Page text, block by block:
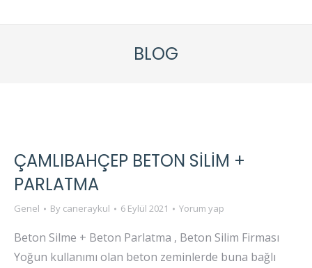
BLOG
ÇAMLIBAHÇEP BETON SİLİM +
PARLATMA
Genel By caneraykul 6 Eylül 2021 Yorum yap
Beton Silme + Beton Parlatma , Beton Silim Firması
Yoğun kullanımı olan beton zeminlerde buna bağlı